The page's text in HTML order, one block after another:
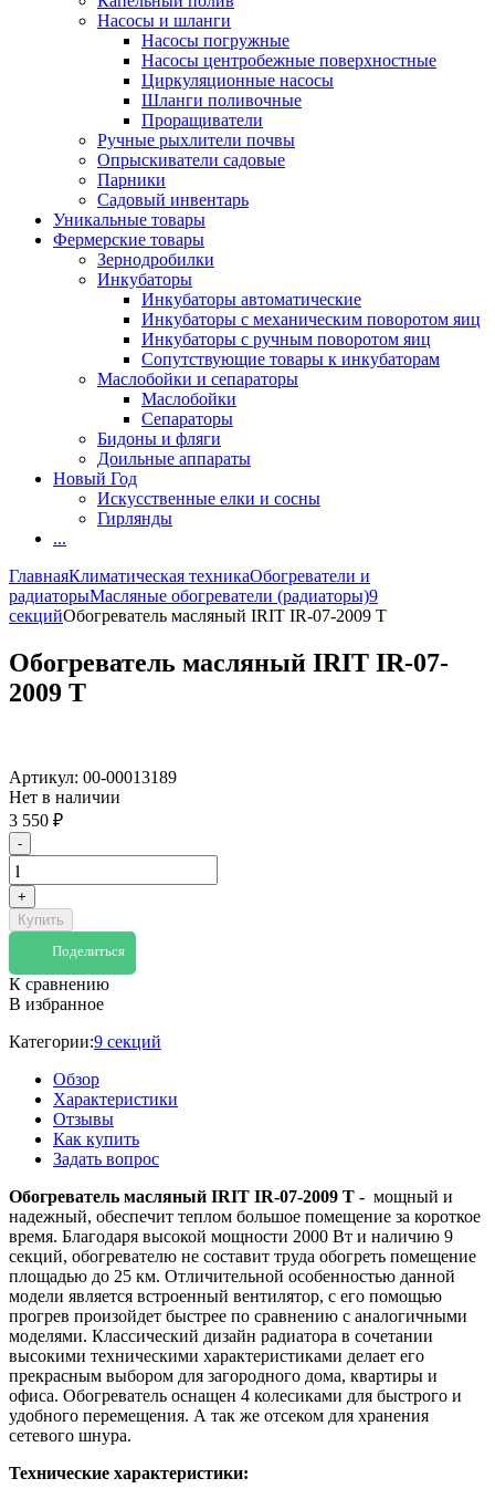
Насосы и шланги
Насосы погружные
Насосы центробежные поверхностные
Циркуляционные насосы
Шланги поливочные
Проращиватели
Ручные рыхлители почвы
Опрыскиватели садовые
Парники
Садовый инвентарь
Уникальные товары
Фермерские товары
Зернодробилки
Инкубаторы
Инкубаторы автоматические
Инкубаторы с механическим поворотом яиц
Инкубаторы с ручным поворотом яиц
Сопутствующие товары к инкубаторам
Маслобойки и сепараторы
Маслобойки
Сепараторы
Бидоны и фляги
Доильные аппараты
Новый Год
Искусственные елки и сосны
Гирлянды
...
ГлавнаяКлиматическая техникаОбогреватели и
радиаторыМасляные обогреватели (радиаторы)9
секцийОбогреватель масляный IRIT IR-07-2009 Т
Обогреватель масляный IRIT IR-07-
2009 Т
Артикул: 00-00013189
Нет в наличии
3 550 ₽
-
+
Купить
Поделиться
К сравнению
В избранное
Категории:9 секций
Обзор
Характеристики
Отзывы
Как купить
Задать вопрос
Обогреватель масляный IRIT IR-07-2009 Т - мощный и
надежный, обеспечит теплом большое помещение за короткое
время. Благодаря высокой мощности 2000 Вт и наличию 9
секций, обогревателю не составит труда обогреть помещение
площадью до 25 км. Отличительной особенностью данной
модели является встроенный вентилятор, с его помощью
прогрев произойдет быстрее по сравнению с аналогичными
моделями. Классический дизайн радиатора в сочетании
высокими техническими характеристиками делает его
прекрасным выбором для загородного дома, квартиры и
офиса. Обогреватель оснащен 4 колесиками для быстрого и
удобного перемещения. А так же отсеком для хранения
сетевого шнура.
Технические характеристики: